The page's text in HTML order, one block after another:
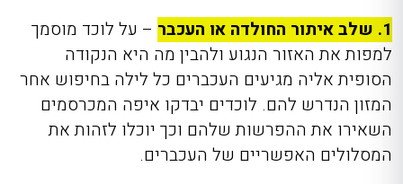
1. שלב איתור החולדה או העכבר
– על לוכד מוסמך
למפות את האזור הנגוע ולהבין מה היא הנקודה
הסופית אליה מגיעים העכברים כל לילה בחיפוש אחר
המזון הנדרש להם. לוכדים יבדקו איפה המכרסמים
השאירו את ההפרשות שלהם וכך יוכלו לזהות את
המסלולים האפשריים של העכברים.